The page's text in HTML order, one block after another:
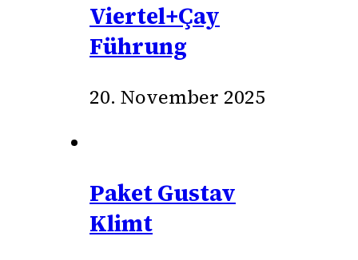
Viertel+Çay
Führung
20. November 2025
Paket Gustav
Klimt